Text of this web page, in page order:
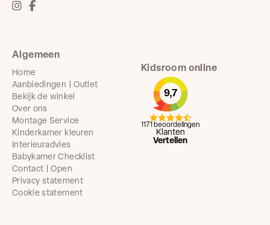
Algemeen
Home
Aanbiedingen | Outlet
Bekijk de winkel
Over ons
Montage Service
Kinderkamer kleuren
Interieuradvies
Babykamer Checklist
Contact | Open
Privacy statement
Cookie statement
Kidsroom online
9,7
Klanten
Vertellen
1171 beoordelingen